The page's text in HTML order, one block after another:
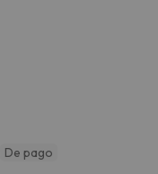
De pago